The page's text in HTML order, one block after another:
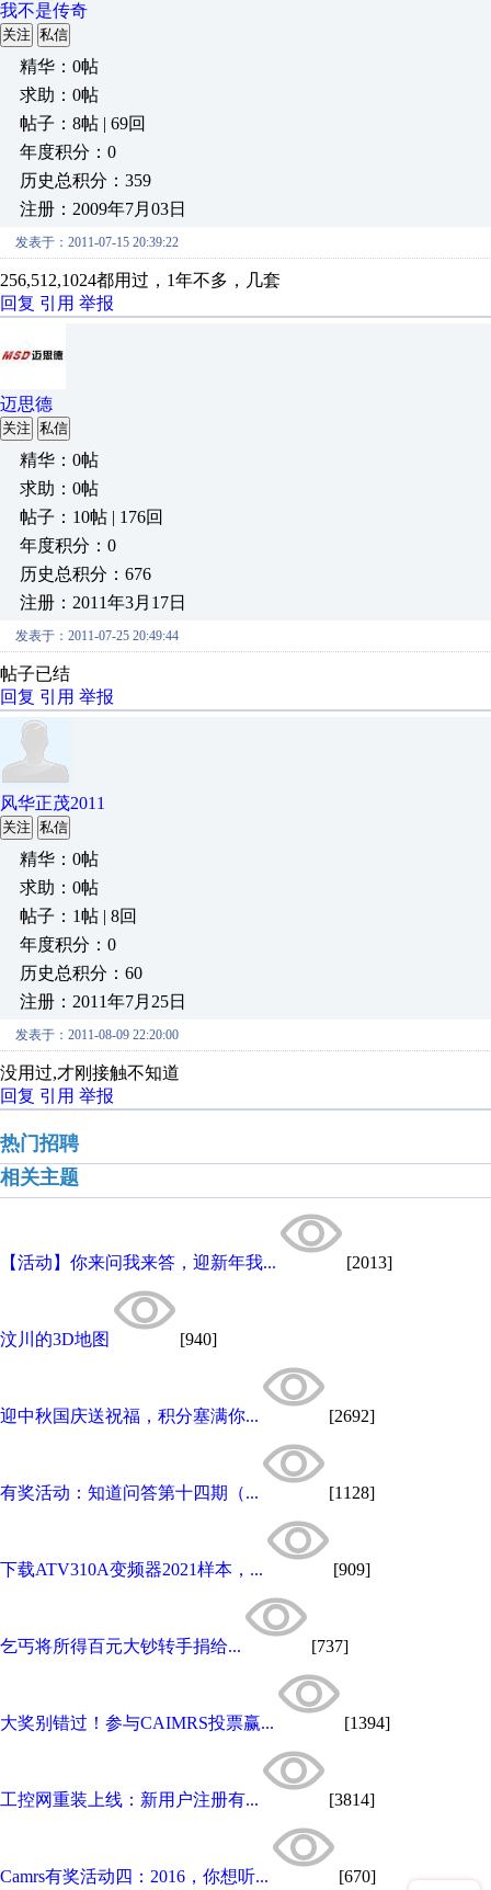
我不是传奇
关注 私信
精华：0帖
求助：0帖
帖子：8帖 | 69回
年度积分：0
历史总积分：359
注册：2009年7月03日
发表于：2011-07-15 20:39:22
256,512,1024都用过，1年不多，几套
回复 引用 举报
迈思德
关注 私信
精华：0帖
求助：0帖
帖子：10帖 | 176回
年度积分：0
历史总积分：676
注册：2011年3月17日
发表于：2011-07-25 20:49:44
帖子已结
回复 引用 举报
风华正茂2011
关注 私信
精华：0帖
求助：0帖
帖子：1帖 | 8回
年度积分：0
历史总积分：60
注册：2011年7月25日
发表于：2011-08-09 22:20:00
没用过,才刚接触不知道
回复 引用 举报
热门招聘
相关主题
【活动】你来问我来答，迎新年我... [2013]
汶川的3D地图 [940]
迎中秋国庆送祝福，积分塞满你... [2692]
有奖活动：知道问答第十四期（... [1128]
下载ATV310A变频器2021样本，... [909]
乞丐将所得百元大钞转手捐给... [737]
大奖别错过！参与CAIMRS投票赢... [1394]
工控网重装上线：新用户注册有... [3814]
Camrs有奖活动四：2016，你想听... [670]